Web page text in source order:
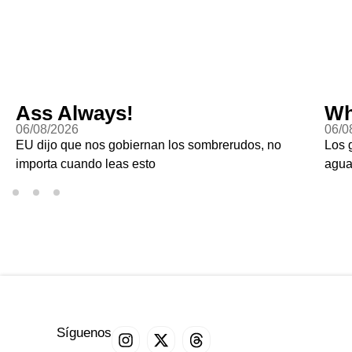
Always!
08/2026
dijo que nos gobiernan los sombrerudos, no
cuando leas esto
06/08/
Los
Síguenos